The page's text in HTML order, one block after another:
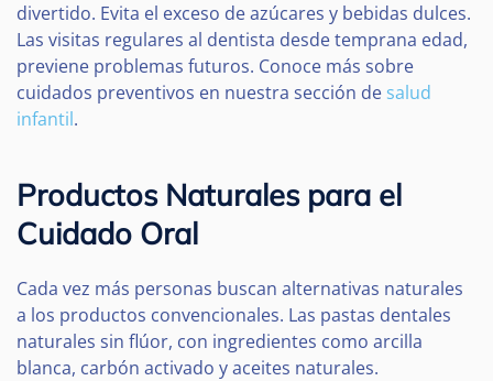
divertido. Evita el exceso de azúcares y bebidas dulces.
Las visitas regulares al dentista desde temprana edad,
previene problemas futuros. Conoce más sobre
cuidados preventivos en nuestra sección de salud
infantil.
Productos Naturales para el
Cuidado Oral
Cada vez más personas buscan alternativas naturales
a los productos convencionales. Las pastas dentales
naturales sin flúor, con ingredientes como arcilla
blanca, carbón activado y aceites naturales.